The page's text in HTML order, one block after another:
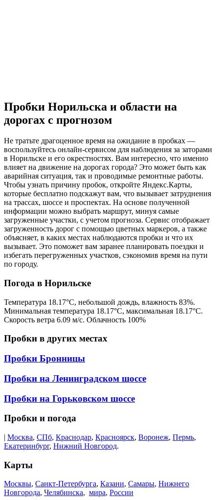
Пробки Норильска и области на
дорогах с прогнозом
Не тратьте драгоценное время на ожидание в пробках —
воспользуйтесь онлайн-сервисом для наблюдения за заторами
в Норильске и его окрестностях. Вам интересно, что именно
влияет на движение на дорогах города? Это может быть как
аварийная ситуация, так и проводимые ремонтные работы.
Чтобы узнать причину пробок, откройте Яндекс.Карты,
которые бесплатно подскажут вам, что вызывает затруднения
на трассах, шоссе и проспектах. На основе полученной
информации можно выбрать маршрут, минуя самые
загруженные участки, с учетом прогноза. Сервис отображает
загруженность дорог с помощью цветных маркеров, а также
объясняет, в каких местах наблюдаются пробки и что их
вызывает. Это поможет вам заранее планировать поездки и
избегать перегруженных участков, сэкономив время на пути
по городу.
Погода в Норильске
Температура 18.17°C, небольшой дождь, влажность 83%.
Минимальная температура 18.17°C, максимальная 18.17°C.
Скорость ветра 6.09 м/с. Облачность 100%
Пробки в других местах
Пробки Бронницы
Пробки на Ленинградском шоссе
Пробки на Горьковском шоссе
Пробки и погода
| Москва, СПб, Краснодар, Красноярск, Воронеж, Пермь,
Екатеринбург, Нижний Новгород.
Карты
Москвы, Санкт-Петербурга, Казани, Самары, Нижнего
Новгорода, Челябинска, мира, России